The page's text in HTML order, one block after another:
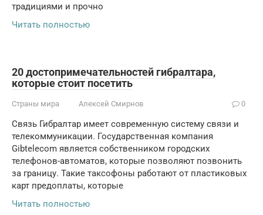
традициями и прочно
Читать полностью
20 достопримечательностей гибралтара,
которые стоит посетить
Страны мира Алексей Смирнов 0
Связь Гибралтар имеет современную систему связи и
телекоммуникации. Государственная компания
Gibtelecom является собственником городских
телефонов-автоматов, которые позволяют позвонить
за границу. Такие таксофоны работают от пластиковых
карт предоплаты, которые
Читать полностью